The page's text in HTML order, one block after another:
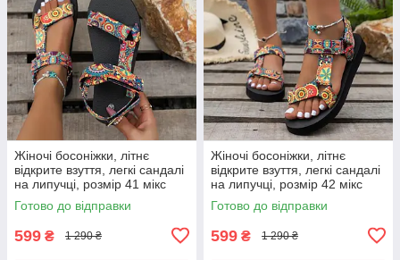
Жіночі босоніжки, літнє
відкрите взуття, легкі сандалі
на липучці, розмір 41 мікс
Код 00-0645
Готово до відправки
599 ₴ 1 290 ₴
Жіночі босоніжки, літнє
відкрите взуття, легкі сандалі
на липучці, розмір 42 мікс
Код 00-0646
Готово до відправки
599 ₴ 1 290 ₴